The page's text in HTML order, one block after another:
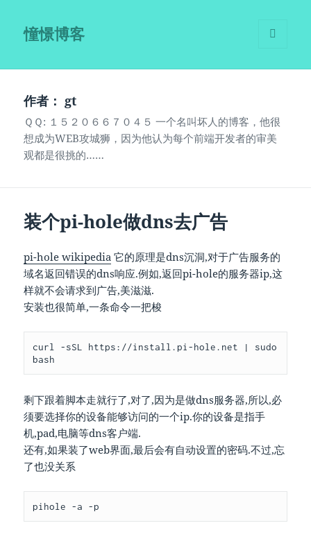
憧憬博客
挂件
作者： gt
ＱＱ: １５２０６６７０４５ 一个名叫坏人的博客，他很
想成为WEB攻城狮，因为他认为每个前端开发者的审美
观都是很挑的……
装个pi-hole做dns去广告
pi-hole wikipedia 它的原理是dns沉洞,对于广告服务的
域名返回错误的dns响应.例如,返回pi-hole的服务器ip,这
样就不会请求到广告,美滋滋.
安装也很简单,一条命令一把梭
curl -sSL https://install.pi-hole.net | sudo
bash
剩下跟着脚本走就行了,对了,因为是做dns服务器,所以,必
须要选择你的设备能够访问的一个ip.你的设备是指手
机,pad,电脑等dns客户端.
还有,如果装了web界面,最后会有自动设置的密码.不过,忘
了也没关系
pihole -a -p